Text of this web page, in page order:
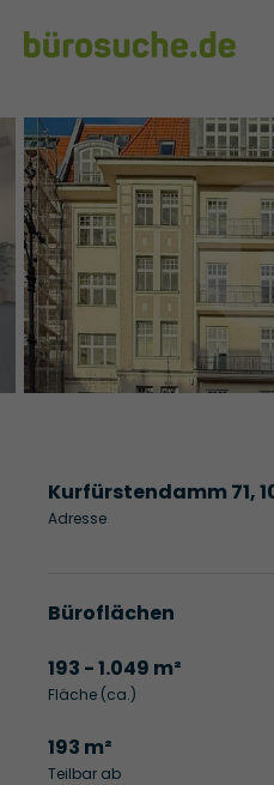
Kurfürstendamm 71,
Adresse
Büroflächen
193 - 1.049 m²
Fläche (ca.)
193 m²
Teilbar ab